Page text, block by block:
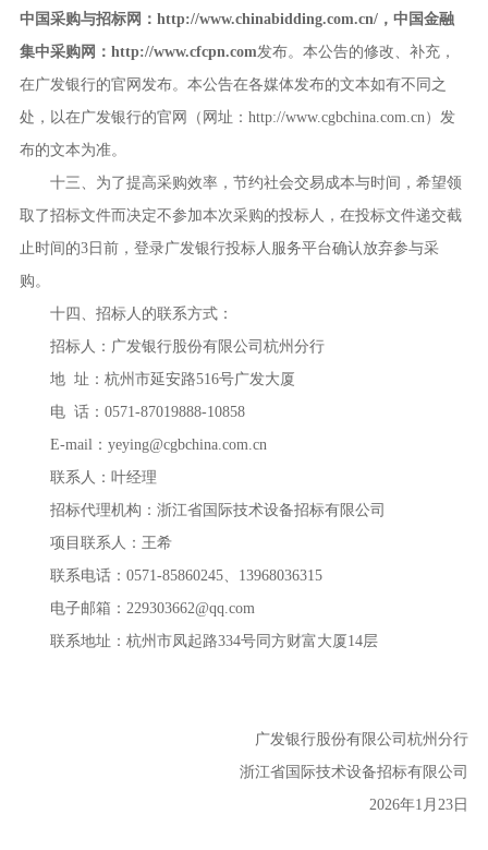
中国采购与招标网： http://www.chinabidding.com.cn/，中国金融
集中采购网： http://www.cfcpn.com发布。本公告的修改、补充，
在广发银行的官网发布。本公告在各媒体发布的文本如有不同之
处，以在广发银行的官网（网址： http://www.cgbchina.com.cn）发
布的文本为准。
十三、为了提高采购效率，节约社会交易成本与时间，希望领
取了招标文件而决定不参加本次采购的投标人，在投标文件递交截
止时间的3日前，登录广发银行投标人服务平台确认放弃参与采
购。
十四、招标人的联系方式：
招标人：广发银行股份有限公司杭州分行
地 址：杭州市延安路516号广发大厦
电 话： 0571-87019888-10858
E-mail： yeying@cgbchina.com.cn
联系人：叶经理
招标代理机构：浙江省国际技术设备招标有限公司
项目联系人：王希
联系电话： 0571-85860245、 13968036315
电子邮箱： 229303662@qq.com
联系地址：杭州市凤起路334号同方财富大厦14层
广发银行股份有限公司杭州分行
浙江省国际技术设备招标有限公司
2026年1 月23 日